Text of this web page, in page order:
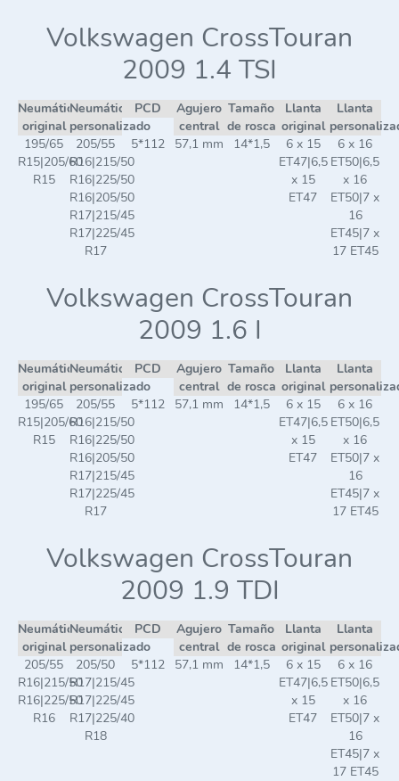
Volkswagen CrossTouran
2009 1.4 TSI
Neumático
original
Neumático
personalizado
PCD
Agujero
central
Tamaño
de rosca
Llanta
original
Llanta
195/65
R15|205/60
R15
205/55
R16|215/50
R16|225/50
R16|205/50
R17|215/45
R17|225/45
R17
5*112 57,1 mm 14*1,5
6 x 15
ET47|6,5
x 15
ET47
6 x 16
ET50|6,5
x 16
ET50|7 x
16
ET45|7 x
17 ET45
Volkswagen CrossTouran
2009 1.6 I
Neumático
original
Neumático
personalizado
PCD
Agujero
central
Tamaño
de rosca
Llanta
original
Llanta
195/65
R15|205/60
R15
205/55
R16|215/50
R16|225/50
R16|205/50
R17|215/45
R17|225/45
R17
5*112 57,1 mm 14*1,5
6 x 15
ET47|6,5
x 15
ET47
6 x 16
ET50|6,5
x 16
ET50|7 x
16
ET45|7 x
17 ET45
Volkswagen CrossTouran
2009 1.9 TDI
Neumático
original
Neumático
personalizado
PCD
Agujero
central
Tamaño
de rosca
Llanta
original
Llanta
205/55
R16|215/50
R16|225/50
R16
205/50
R17|215/45
R17|225/45
R17|225/40
R18
5*112 57,1 mm 14*1,5
6 x 15
ET47|6,5
x 15
ET47
6 x 16
ET50|6,5
x 16
ET50|7 x
16
ET45|7 x
17 ET45